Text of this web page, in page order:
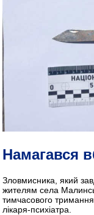
Намагався
Зловмисника, який
жителям села
тимчасового
лікаря-психіатра.